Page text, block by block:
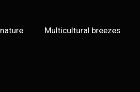
Multicultural breezes